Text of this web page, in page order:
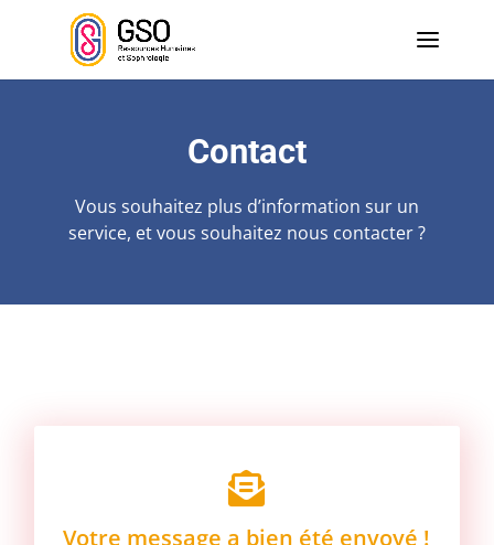
Contact
Vous souhaitez plus d’information sur un
service, et vous souhaitez nous contacter ?

Votre message a bien été envoyé !